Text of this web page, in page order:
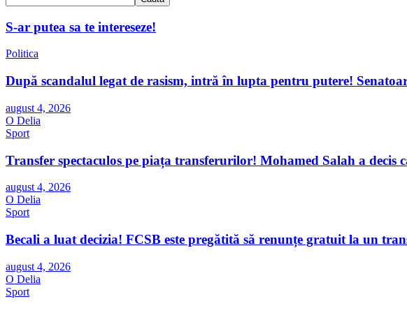
S-ar putea sa te intereseze!
Politica
După scandalul legat de rasism, intră în lupta pentru putere!
august 4, 2026
O Delia
Sport
Transfer spectaculos pe piața transferurilor! Mohamed Salah a decis
august 4, 2026
O Delia
Sport
Becali a luat decizia! FCSB este pregătită să renunțe gratuit la un
august 4, 2026
O Delia
Sport